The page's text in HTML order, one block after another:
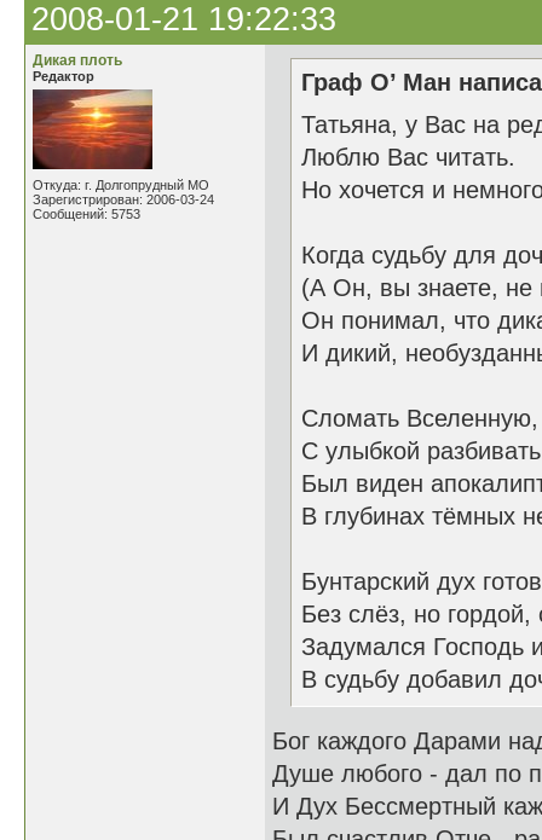
2008-01-21 19:22:33
Дикая плоть
Редактор
Откуда: г. Долгопрудный МО
Зарегистрирован: 2006-03-24
Сообщений: 5753
Граф О’ Ман
Татьяна, у Вас на
Люблю Вас читать.
Но хочется и
Когда судьбу для
(А Он, вы знаете, не
Он понимал, что
И дикий,
Сломать
С улыбкой
Был виден
В глубинах тёмных
Бунтарский дух
Без слёз, но
Задумался Господь
В судьбу добавил
Бог каждого Дарами
Душе любого - дал по
И Дух Бессмертный